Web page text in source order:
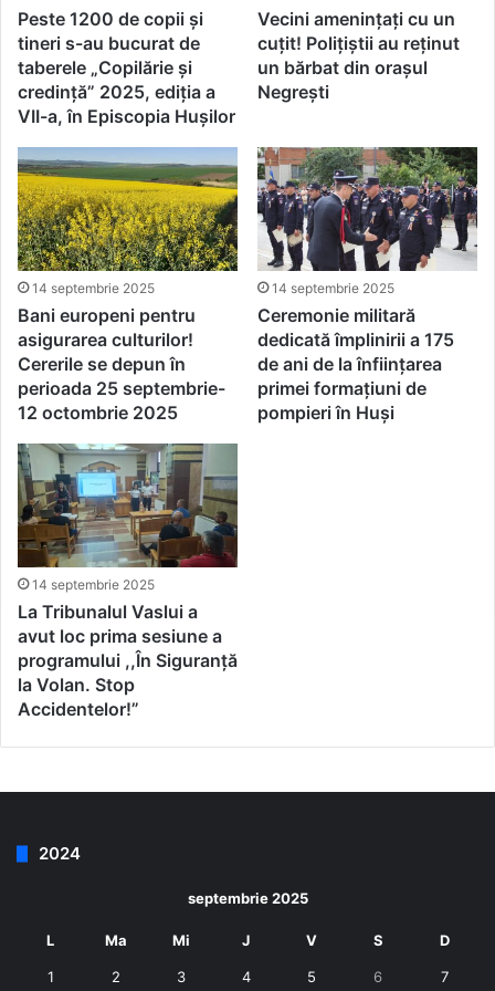
Peste 1200 de copii și
tineri s-au bucurat de
taberele „Copilărie și
credință” 2025, ediția a
VII-a, în Episcopia Hușilor
Vecini amenințați cu un
cuțit! Polițiștii au reținut
un bărbat din orașul
Negrești
14 septembrie 2025
Bani europeni pentru
asigurarea culturilor!
Cererile se depun în
perioada 25 septembrie-
12 octombrie 2025
14 septembrie 2025
Ceremonie militară
dedicată împlinirii a 175
de ani de la înființarea
primei formațiuni de
pompieri în Huși
14 septembrie 2025
La Tribunalul Vaslui a
avut loc prima sesiune a
programului ,,În Siguranță
la Volan. Stop
Accidentelor!”
2024
septembrie 2025
L Ma Mi J V S D
1 2 3 4 5 6 7